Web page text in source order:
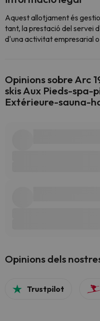
Aquest allotjament és
tant, la prestació del servei
d'una activitat empresarial
Opinions sobre Arc
skis Aux Pieds-spa-
Extérieure-sauna-
Opinions dels
Trustpilot